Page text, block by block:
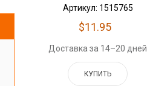
Артикул: 1515765
$11.95
Доставка за 14–20 дней
КУПИТЬ